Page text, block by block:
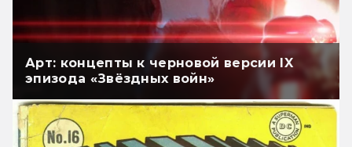
Арт: концепты к черновой версии IX
эпизода «Звёздных войн»